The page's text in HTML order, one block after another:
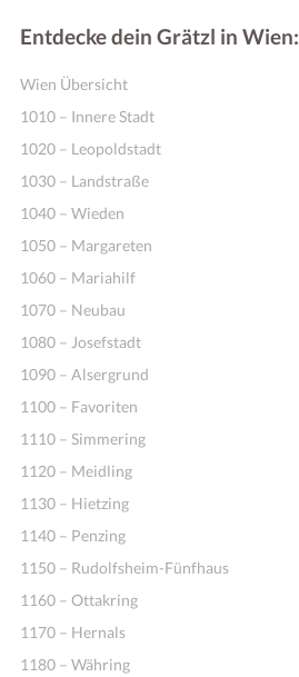
Entdecke dein Grätzl in Wien:
Wien Übersicht
1010 – Innere Stadt
1020 – Leopoldstadt
1030 – Landstraße
1040 – Wieden
1050 – Margareten
1060 – Mariahilf
1070 – Neubau
1080 – Josefstadt
1090 – Alsergrund
1100 – Favoriten
1110 – Simmering
1120 – Meidling
1130 – Hietzing
1140 – Penzing
1150 – Rudolfsheim-Fünfhaus
1160 – Ottakring
1170 – Hernals
1180 – Währing